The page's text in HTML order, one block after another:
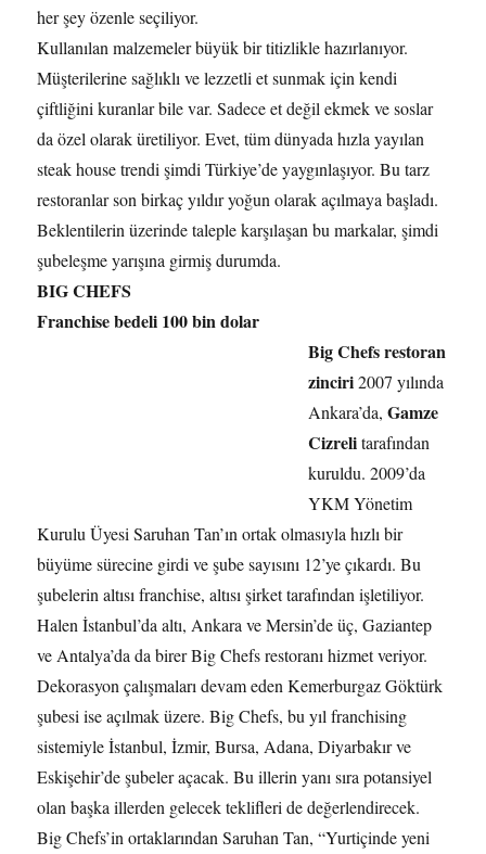
her şey özenle seçiliyor.
Kullanılan malzemeler büyük bir titizlikle hazırlanıyor.
Müşterilerine sağlıklı ve lezzetli et sunmak için kendi
çiftliğini kuranlar bile var. Sadece et değil ekmek ve soslar
da özel olarak üretiliyor. Evet, tüm dünyada hızla yayılan
steak house trendi şimdi Türkiye’de yaygınlaşıyor. Bu tarz
restoranlar son birkaç yıldır yoğun olarak açılmaya başladı.
Beklentilerin üzerinde taleple karşılaşan bu markalar, şimdi
şubeleşme yarışına girmiş durumda.
BIG CHEFS
Franchise bedeli 100 bin dolar
Big Chefs restoran
zinciri2007 yılında
Ankara’da,Gamze
Cizrelitarafından
kuruldu. 2009’da
YKM Yönetim
Kurulu Üyesi Saruhan Tan’ın ortak olmasıyla hızlı bir
büyüme sürecine girdi ve şube sayısını 12’ye çıkardı. Bu
şubelerin altısı franchise, altısı şirket tarafından işletiliyor.
Halen İstanbul’da altı, Ankara ve Mersin’de üç, Gaziantep
ve Antalya’da da birer Big Chefs restoranı hizmet veriyor.
Dekorasyon çalışmaları devam eden Kemerburgaz Göktürk
şubesi ise açılmak üzere. Big Chefs, bu yıl franchising
sistemiyle İstanbul, İzmir, Bursa, Adana, Diyarbakır ve
Eskişehir’de şubeler açacak. Bu illerin yanı sıra potansiyel
olan başka illerden gelecek teklifleri de değerlendirecek.
Big Chefs’in ortaklarından Saruhan Tan, “Yurtiçinde yeni